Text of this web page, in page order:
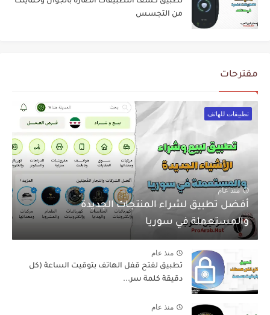
من التجسس
مقترحات
تطبيقات للهاتف
منذ عام
أفضل تطبيق لشراء المنتجات الجديدة
والمستعملة في سوريا
منذ عام
تطبيق لفتح قفل الهاتف بتوقيت الساعة (كل
دقيقة كلمة سر...
منذ عام